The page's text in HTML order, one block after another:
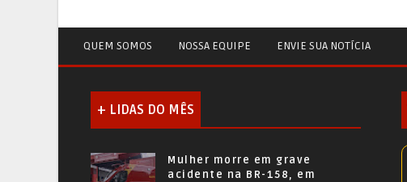
QUEM SOMOS NOSSA EQUIPE ENVIE SUA NOTÍCIA
+ LIDAS DO MÊS
Mulher morre em grave
acidente na BR-158, em